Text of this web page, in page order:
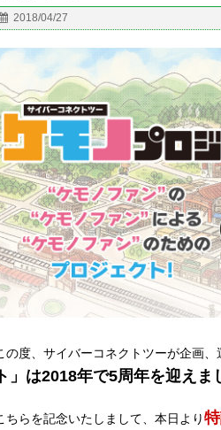
2018/04/27
の度、サイバーコネクトツーが企画
ト」は2018年で5周年を迎えま
ちらを記念いたしまして、本日より